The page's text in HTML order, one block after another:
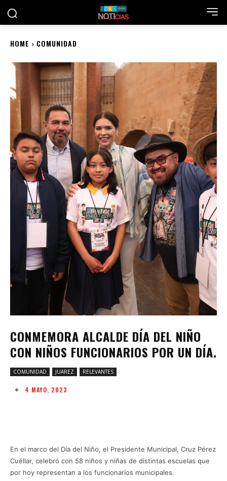
HOME COMUNIDAD
CONMEMORA ALCALDE DÍA DEL NIÑO
CON NIÑOS FUNCIONARIOS POR UN DÍA.
COMUNIDAD JUAREZ RELEVANTES
4 MAYO, 2023
En el marco del Día del Niño, el Presidente Municipal, Cruz Pérez
Cuéllar, celebró con 58 niños y niñas de distintas escuelas que
por hoy representan a los funcionarios municipales.